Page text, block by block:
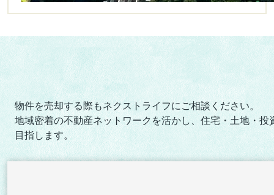
物件を売却する際もネクストライフにご相談ください。
地域密着の不動産ネットワークを活かし、住宅・土地・
目指します。